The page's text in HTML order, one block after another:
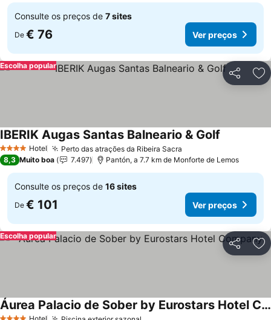
Consulte os preços de 7 sites
De € 76 Ver preços
Partilhar
Escolha popular
4 EstrelasHotel Perto das atrações da Ribeira Sacra
IBERIK Augas Santas Balneario & Golf
8,3 Muito boa 7.497 Pantón, a 7.7 km de Monforte de Lemos
Consulte os preços de 16 sites
De € 101 Ver preços
Partilhar
Escolha popular
Hotel
Áurea Palacio de Sober by Eurostars Hotel Company